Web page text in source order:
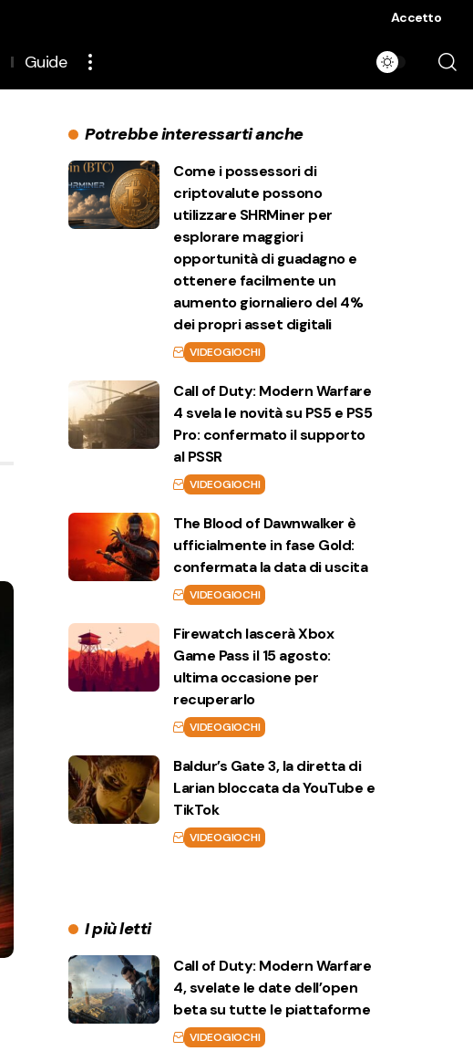
Accetto
Guide
Potrebbe interessarti anche
Come i possessori di
criptovalute possono
utilizzare SHRMiner per
esplorare maggiori
opportunità di guadagno e
ottenere facilmente un
aumento giornaliero del 4%
dei propri asset digitali
VIDEOGIOCHI
Call of Duty: Modern Warfare
4 svela le novità su PS5 e PS5
Pro: confermato il supporto
al PSSR
VIDEOGIOCHI
The Blood of Dawnwalker è
ufficialmente in fase Gold:
confermata la data di uscita
VIDEOGIOCHI
Firewatch lascerà Xbox
Game Pass il 15 agosto:
ultima occasione per
recuperarlo
VIDEOGIOCHI
Baldur’s Gate 3, la diretta di
Larian bloccata da YouTube e
TikTok
VIDEOGIOCHI
I più letti
Call of Duty: Modern Warfare
4, svelate le date dell’open
beta su tutte le piattaforme
VIDEOGIOCHI